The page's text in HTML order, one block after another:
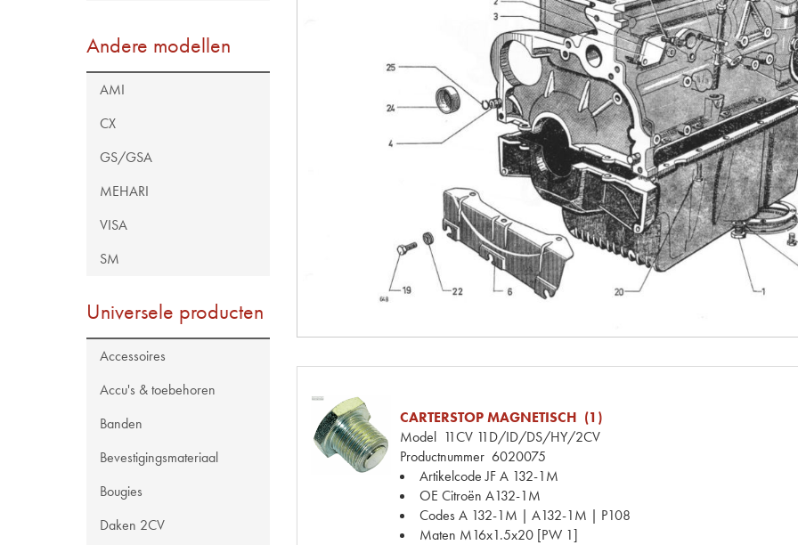
Andere modellen
AMI
CX
GS/GSA
MEHARI
VISA
SM
Universele producten
Accessoires
Accu's & toebehoren
Banden
Bevestigingsmateriaal
Bougies
Daken 2CV
CARTERSTOP MAGNETISCH (1)
Model 11CV 11D/ID/DS/HY/2CV
Productnummer 6020075
Artikelcode JFA 132-1M
OE Citroën A132-1M
CodesA 132-1M | A132-1M | P108
Maten M16x1.5x20 [PW 1]